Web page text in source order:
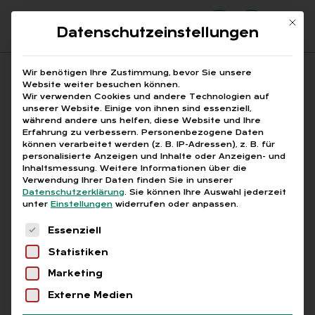
Suchfeld
Suchen
Breadcrumb-Navigation
STARTSEITE „WERBEMIETVERTRAG“
Alle Bei­trä­ge mit dem
Schlag­wort „„Wer­be­
miet­ver­trag““
Mit
Datenschutzeinstellungen
Wir benötigen Ihre Zustimmung, bevor Sie unsere
Website weiter besuchen können.
Wir verwenden Cookies und andere Technologien auf
unserer Website. Einige von ihnen sind essenziell,
während andere uns helfen, diese Website und Ihre
Erfahrung zu verbessern. Personenbezogene Daten
können verarbeitet werden (z. B. IP-Adressen), z. B. für
personalisierte Anzeigen und Inhalte oder Anzeigen- und
Inhaltsmessung. Weitere Informationen über die
Verwendung Ihrer Daten finden Sie in unserer
Datenschutzerklärung. Sie können Ihre Auswahl jederzeit
unter Einstellungen widerrufen oder anpassen.
Es folgt eine Liste der Service-Gruppen, für
Essenziell
Statistiken
Marketing
Externe Medien